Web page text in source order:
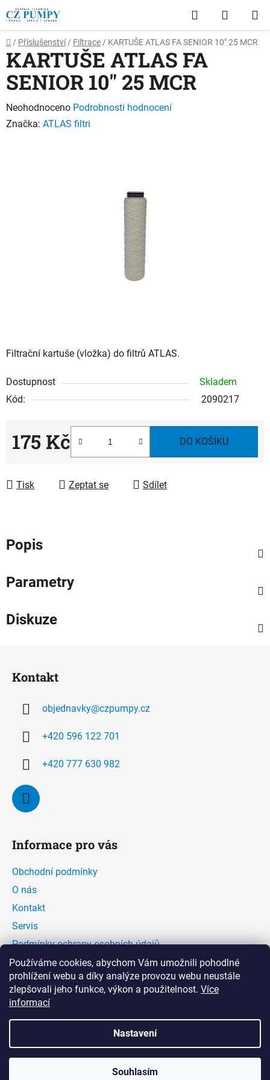
Používáme cookies, abychom Vám umožnili pohodlné
prohlížení webu a díky analýze provozu webu neustále
zlepšovali jeho funkce, výkon a použitelnost. Více
informací
Nastavení
Souhlasím
Přejít
na
obsah
Hledat
KOŠÍK
Domů
/ Příslušenství / Filtrace / KARTUŠE ATLAS FA SENIOR 10" 25 MCR
Filtrační kartuše (vložka) do filtrů ATLAS.
Dostupnost
Skladem
Kód:
2090217
175 Kč DO KOŠÍKU
Tisk Zeptat se Sdílet
KARTUŠE ATLAS FA
SENIOR 10" 25 MCR
Průměrné
hodnocení
Neohodnoceno Podrobnosti hodnocení
Značka: ATLAS filtri
Popis
Parametry
Diskuze
Kontakt
objednavky@czpumpy.cz
+420 596 122 701
+420 777 630 982
Informace pro vás
Obchodní podmínky
O nás
Kontakt
Servis
Podmínky ochrany osobních údajů
Kontaktní formulář
Facebook
Vytvořil Shoptet